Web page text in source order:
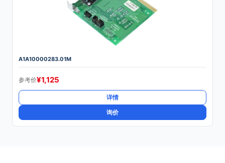
A1A10000283.01M
参考价¥1,125
详情
询价